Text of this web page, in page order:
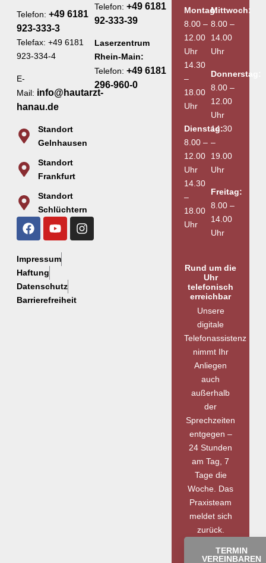
Telefon: +49 6181
923-333-3
Telefax: +49 6181
923-334-4
E-
Mail: info@hautarzt-
hanau.de
Standort
Gelnhausen
Standort
Frankfurt
Standort
Schlüchtern
Impressum
Haftung
Datenschutz
Barrierefreiheit
Telefon: +49 6181
92-333-39
Laserzentrum
Rhein-Main:
Telefon: +49 6181
296-960-0
Montag:
8.00 –
12.00
Uhr
14.30
–
18.00
Uhr
Dienstag:
8.00 –
12.00
Uhr
14.30
–
18.00
Uhr
Mittwoch:
8.00 –
14.00
Uhr
Donnerstag:
8.00 –
12.00
Uhr
14.30
–
19.00
Uhr
Freitag:
8.00 –
14.00
Uhr
Rund um die
Uhr
telefonisch
erreichbar
Unsere
digitale
Telefonassistenz
nimmt Ihr
Anliegen
auch
außerhalb
der
Sprechzeiten
entgegen –
24 Stunden
am Tag, 7
Tage die
Woche. Das
Praxisteam
meldet sich
zurück.
TERMIN
VEREINBAREN